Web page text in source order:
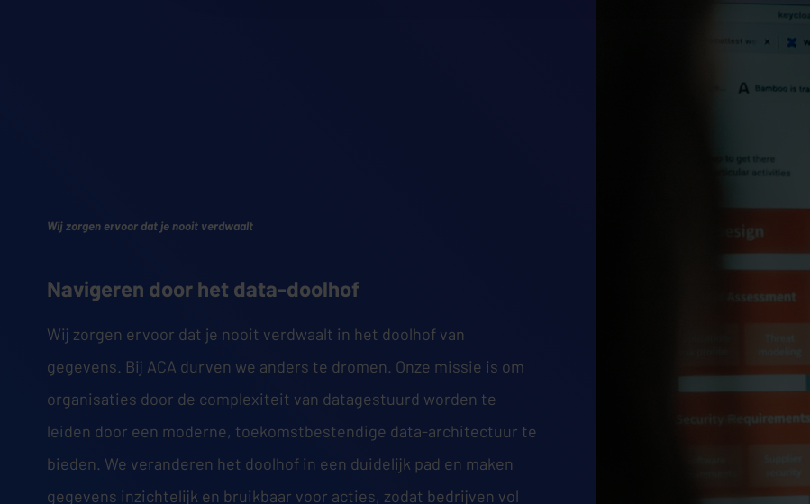
Wij zorgen ervoor dat je nooit verdwaalt
Navigeren door het data-doolhof
Wij zorgen ervoor dat je nooit verdwaalt in het doolhof van
gegevens. Bij ACA durven we anders te dromen. Onze missie is om
organisaties door de complexiteit van datagestuurd worden te
leiden door een moderne, toekomstbestendige data-architectuur te
bieden. We veranderen het doolhof in een duidelijk pad en maken
gegevens inzichtelijk en bruikbaar voor acties, zodat bedrijven vol